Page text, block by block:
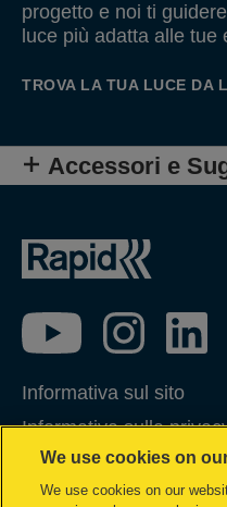
progetto e noi ti
luce più adatta alle tue
TROVA LA TUA LUCE DA
Accessori e
Informativa sul sito
Informativa sulla
Gestione dei Cookie
Gestione dei miei dati
We use cookies on
We use cookies on our